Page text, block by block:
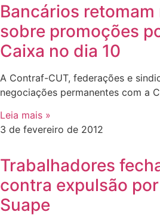
Bancários
sobre promoções
Caixa no dia 10
A Contraf-CUT, federações e
negociações permanentes com a
Leia mais »
3 de fevereiro de 2012
Trabalhadores
contra expulsão
Suape